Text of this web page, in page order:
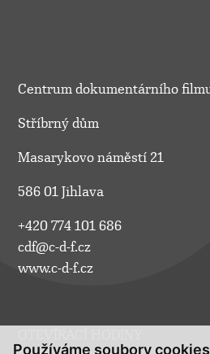
Používáme soubory cookies
Centrum dokumentárního
Stříbrný dům
Masarykovo náměstí 21
586 01 Jihlava
+420 774 101 686
cdf@c-d-f.cz
www.c-d-f.cz